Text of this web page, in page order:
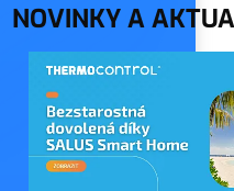
NOVINKY A